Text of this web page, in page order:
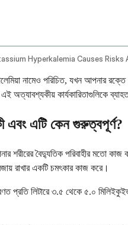
নামেও পরিচিত, যখন আপনার
অত্যাবশ্যকীয় কার্যকারিতাগুলিকে
এবং এটি কেন গুরুত্বপূর্ণ?
শরীরের বৈদ্যুতিক পরিবাহীর মতো
রাখার একটি চমৎকার কাজ করে।
প্রতি লিটারে ৩.৫ থেকে ৫.০